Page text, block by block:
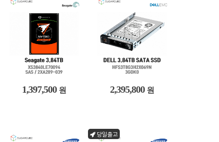
1,397,500 원 2,395,800 원
당일출고